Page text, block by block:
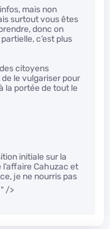
mais non
surtout vous êtes
donc on
c’est plus
citoyens
le vulgariser pour
la portée de tout le
initiale sur la
Cahuzac et
je ne nourris pas
" />